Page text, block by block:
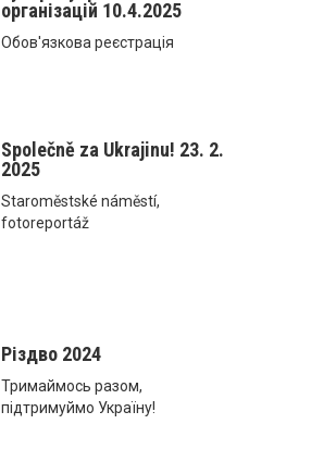
організацій 10.4.2025
Обов'язкова реєстрація
Společně za Ukrajinu! 23. 2.
2025
Staroměstské náměstí,
fotoreportáž
Різдво 2024
Тримаймось разом,
підтримуймо Україну!